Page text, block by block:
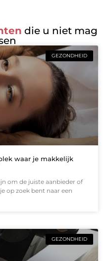
die u niet mag
GEZONDHEID
waar je makkelijk
om de juiste aanbieder of
op zoek bent naar een
GEZONDHEID